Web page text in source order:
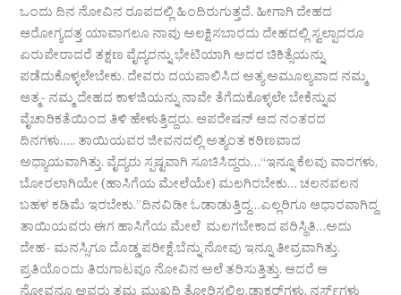
ಒಂದು ದಿನ ನೋವಿನ ರೂಪದಲ್ಲಿ ಹಿಂದಿರುಗುತ್ತದೆ. ಹೀಗಾಗಿ ದೇಹದ
ಆರೋಗ್ಯದತ್ತ ಯಾವಾಗಲೂ ನಾವು ಅಲಕ್ಷಿಸಬಾರದು ದೇಹದಲ್ಲಿ ಸ್ವಲ್ಪಾದರೂ
ಏರುಪೇರಾದರೆ ತಕ್ಷಣ ವೈದ್ಯರನ್ನು ಭೇಟಿಯಾಗಿ ಅದರ ಚಿಕಿತ್ಸೆಯನ್ನು
ಪಡೆದುಕೊಳ್ಳಲೇಬೇಕು. ದೇವರು ದಯಪಾಲಿಸಿದ ಅತ್ಯ ಅಮೂಲ್ಯವಾದ ನಮ್ಮ
ಆತ್ಮ- ನಮ್ಮ ದೇಹದ ಕಾಳಜಿಯನ್ನು ನಾವೇ ತೆಗೆದುಕೊಳ್ಳಲೇ ಬೇಕೆನ್ನುವ
ವೈಚಾರಿಕತೆಯಿಂದ ತಿಳಿ ಹೇಳುತ್ತಿದ್ದರು. ಆಪರೇಷನ್ ಆದ ನಂತರದ
ದಿನಗಳು….. ತಾಯಿಯವರ ಜೀವನದಲ್ಲಿ ಅತ್ಯಂತ ಕಠಿಣವಾದ
ಅಧ್ಯಾಯವಾಗಿತ್ತು. ವೈದ್ಯರು ಸ್ಪಷ್ಟವಾಗಿ ಸೂಚಿಸಿದ್ದರು…“ಇನ್ನೂ ಕೆಲವು ವಾರಗಳು,
ಬೋರಲಾಗಿಯೇ (ಹಾಸಿಗೆಯ ಮೇಲೆಯೇ) ಮಲಗಿರಬೇಕು… ಚಲನವಲನ
ಬಹಳ ಕಡಿಮೆ ಇರಬೇಕು.”ದಿನವಿಡೀ ಓಡಾಡುತ್ತಿದ್ದ…ಎಲ್ಲರಿಗೂ ಆಧಾರವಾಗಿದ್ದ
ತಾಯಿಯವರು ಈಗ ಹಾಸಿಗೆಯ ಮೇಲೆ ಮಲಗಬೇಕಾದ ಪರಿಸ್ಥಿತಿ…ಅದು
ದೇಹ- ಮನಸ್ಸಿಗೂ ದೊಡ್ಡ ಪರೀಕ್ಷೆ.ಬೆನ್ನು ನೋವು ಇನ್ನೂ ತೀವ್ರವಾಗಿತ್ತು.
ಪ್ರತಿಯೊಂದು ತಿರುಗಾಟವೂ ನೋವಿನ ಅಲೆ ತರಿಸುತ್ತಿತ್ತು. ಆದರೆ ಆ